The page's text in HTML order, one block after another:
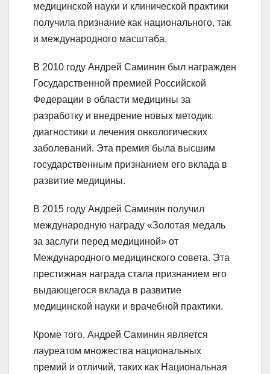
медицинской науки и клинической практики
получила признание как национального, так
и международного масштаба.
В 2010 году Андрей Саминин был награжден
Государственной премией Российской
Федерации в области медицины за
разработку и внедрение новых методик
диагностики и лечения онкологических
заболеваний. Эта премия была высшим
государственным признанием его вклада в
развитие медицины.
В 2015 году Андрей Саминин получил
международную награду «Золотая медаль
за заслуги перед медициной» от
Международного медицинского совета. Эта
престижная награда стала признанием его
выдающегося вклада в развитие
медицинской науки и врачебной практики.
Кроме того, Андрей Саминин является
лауреатом множества национальных
премий и отличий, таких как Национальная